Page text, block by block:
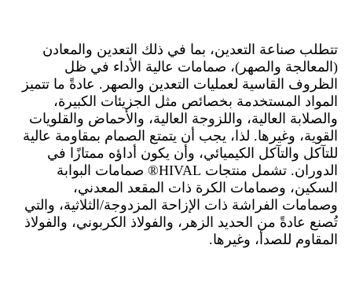
تتطلب صناعة التعدين، بما في ذلك التعدين والمعادن
(المعالجة والصهر)، صمامات عالية الأداء في ظل
الظروف القاسية لعمليات التعدين والصهر. عادةً ما تتميز
المواد المستخدمة بخصائص مثل الجزيئات الكبيرة،
والصلابة العالية، واللزوجة العالية، والأحماض والقلويات
القوية، وغيرها. لذا، يجب أن يتمتع الصمام بمقاومة عالية
للتآكل والتآكل الكيميائي، وأن يكون أداؤه ممتازًا في
الدوران. تشمل منتجات HIVAL® صمامات البوابة
السكين، وصمامات الكرة ذات المقعد المعدني،
وصمامات الفراشة ذات الإزاحة المزدوجة/الثلاثية، والتي
تُصنع عادةً من الحديد الزهر، والفولاذ الكربوني، والفولاذ
المقاوم للصدأ، وغيرها.